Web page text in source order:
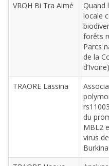
VROH Bi Tra Aimé
Quand
locale
forêts
Parcs
de la
d’Ivoire)
TRAORE Lassina
du
MBL2
virus